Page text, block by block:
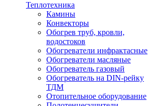
Теплотехника
Камины
Конвекторы
Обогрев труб, кровли,
водостоков
Обогреватели инфрактасные
Обогреватели масляные
Обогреватель газовый
Обогреватель на DIN-рейку
ТДМ
Отопительное оборудование